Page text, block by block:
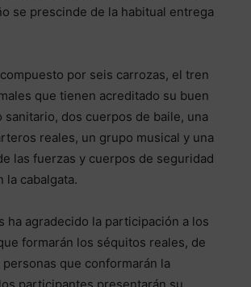
se prescinde de la habitual entrega
por seis carrozas, el tren
que tienen acreditado su buen
sanitario, dos cuerpos de baile, una
reales, un grupo musical y una
las fuerzas y cuerpos de seguridad
la cabalgata.
ha agradecido la participación a los
formarán los séquitos reales, de
que conformarán la